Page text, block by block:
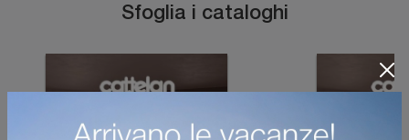
Sfoglia i cataloghi